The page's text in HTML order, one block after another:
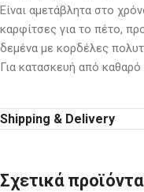
Είναι αμετάβλητα στο
καρφίτσες για το πέτο,
δεμένα με κορδέλες
Για κατασκευή από
Shipping & Delivery
Σχετικά προϊόντα